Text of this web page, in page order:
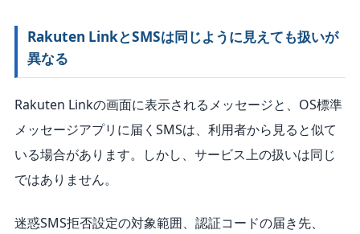
Rakuten LinkとSMSは同じように見えても扱いが
異なる
Rakuten Linkの画面に表示されるメッセージと、OS標準
メッセージアプリに届くSMSは、利用者から見ると似て
いる場合があります。しかし、サービス上の扱いは同じ
ではありません。
迷惑SMS拒否設定の対象範囲、認証コードの届き先、